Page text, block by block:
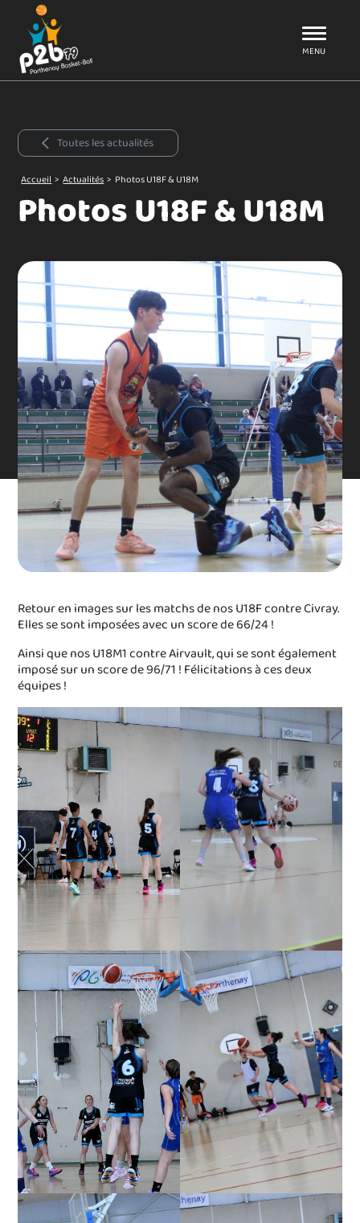
P2B79
MENU
Toutes les actualités
Accueil > Actualités > Photos U18F & U18M
Photos U18F & U18M
Retour en images sur les matchs de nos U18F contre Civray.
Elles se sont imposées avec un score de 66/24 !
Ainsi que nos U18M1 contre Airvault, qui se sont également
imposé sur un score de 96/71 ! Félicitations à ces deux
équipes !